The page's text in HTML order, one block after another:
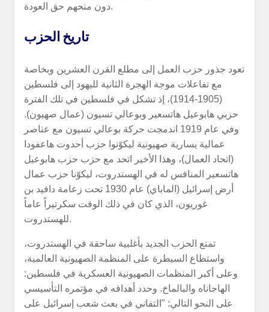
دون منحهم حق العودة.
تاريخ الحزب
تعود جذور حزب العمل إلى مطلع القرن العشرين وبخاصة
مع تفاعلات موجة الهجرة الثانية لليهود إلى فلسطين
(1905-1914)، إذ تشكل في فلسطين في تلك الفترة
حزبي هابوعيل هاتسعير وبوعالي تسيون (عمال صهيون).
وفي عام 1919 اندمجت حركة بوعالي تسيون مع عناصر
عمالية يسارية صهيونية ليكوّنوا حزب أحدوت هاعفودا
(اتحاد العمال)، وهذا الأخير اتحد مع حزب حزب هابوعيل
هاتسعير المنافس له في الهستدروت، ليكوّنا حزب عمال
أرض إسرائيل (الماباي) عام 1930 تحت زعامة دافيد بن
غوريون، الذي كان في ذلك الوقت سكرتيراً عاماً
للهستدروت.
تمتع الحزب الجديد بأغلبية ساحقة في الهستدروت،
واستطاع السيطرة على المنظمة الصهيونية العالمية،
وعلى أكبر المنظمات الصهيونية العسكرية في فلسطين:
الهاجاناه والبالماخ. وحدد أهدافه في مؤتمره التأسيسي
على النحو التالي: "التفاني في بعث شعب إسرائيل على